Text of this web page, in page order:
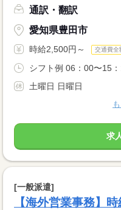
通訳・翻訳
愛知県豊田市
時給2,500円～ 交通費全
シフト例 06：00〜15
土曜日 日曜日
求
[一般派遣]
【海外営業事務】